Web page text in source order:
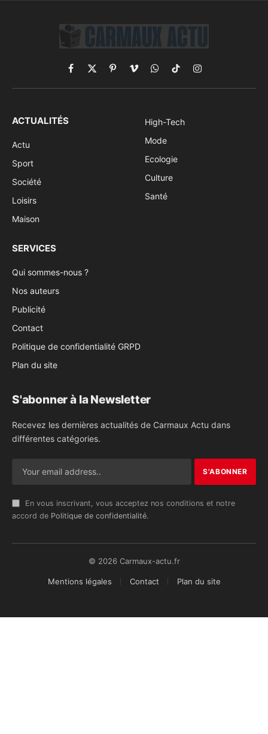
Facebook
X
(Twitter)
PinterestVimeoWhatsApp
TikTokInstagram
ACTUALITÉS
Actu
Sport
Société
Loisirs
Maison
High-Tech
Mode
Ecologie
Culture
Santé
SERVICES
Qui sommes-nous ?
Nos auteurs
Publicité
Contact
Politique de confidentialité GRPD
Plan du site
S'abonner à la Newsletter
Recevez les dernières actualités de Carmaux Actu dans
différentes catégories.
En vous inscrivant, vous acceptez nos conditions et notre
accord de Politique de confidentialité.
© 2026 Carmaux-actu.fr
Mentions légales Contact Plan du site